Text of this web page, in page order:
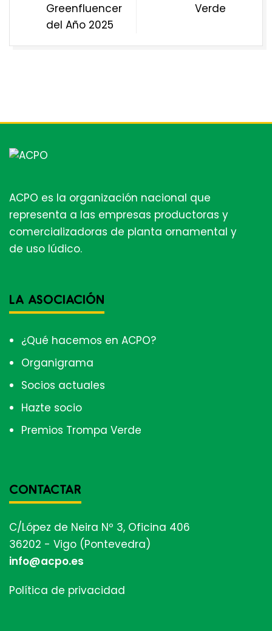
Greenfluencer
del Año 2025
Verde
ACPO es la organización nacional que
representa a las empresas productoras y
comercializadoras de planta ornamental y
de uso lúdico.
LA ASOCIACIÓN
¿Qué hacemos en ACPO?
Organigrama
Socios actuales
Hazte socio
Premios Trompa Verde
CONTACTAR
C/López de Neira Nº 3, Oficina 406
36202 - Vigo (Pontevedra)
info@acpo.es
Política de privacidad